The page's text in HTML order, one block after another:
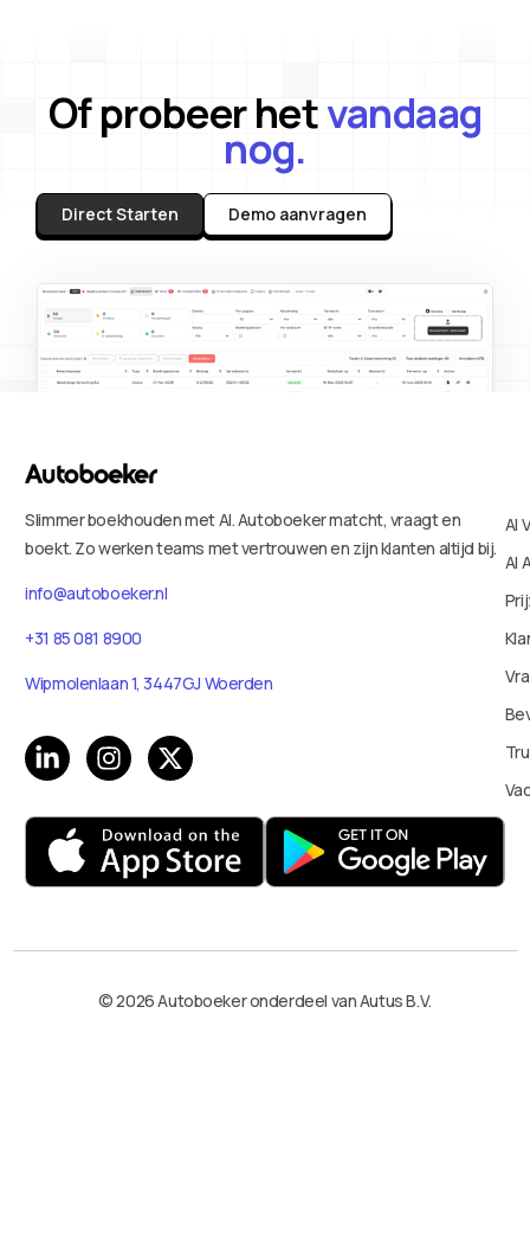
Of probeer hetvandaag
nog.
Direct Starten Demo aanvragen
Slimmer boekhouden met AI. Autoboeker matcht, vraagt en
boekt. Zo werken teams met vertrouwen en zijn klanten altijd bij.
info@autoboeker.nl
+31 85 081 8900
Wipmolenlaan 1, 3447GJ Woerden
AI
AI
© 2026 Autoboeker onderdeel van Autus B.V.